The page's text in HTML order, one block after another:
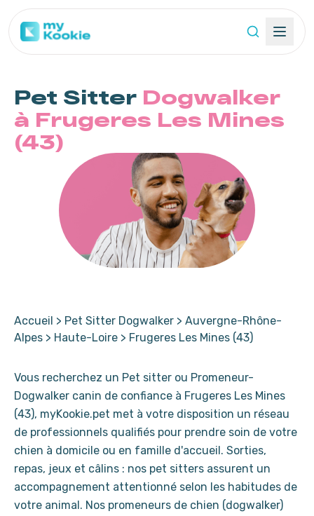
Pet Sitter Dogwalker
à Frugeres Les Mines
(43)
Accueil > Pet Sitter Dogwalker > Auvergne-Rhône-
Alpes > Haute-Loire > Frugeres Les Mines (43)
Vous recherchez un Pet sitter ou Promeneur-
Dogwalker canin de confiance à Frugeres Les Mines
(43), myKookie.pet met à votre disposition un réseau
de professionnels qualifiés pour prendre soin de votre
chien à domicile ou en famille d'accueil. Sorties,
repas, jeux et câlins : nos pet sitters assurent un
accompagnement attentionné selon les habitudes de
votre animal. Nos promeneurs de chien (dogwalker)